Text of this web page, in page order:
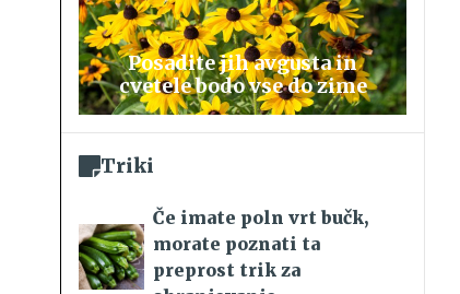
Posadite jih avgusta in
cvetele bodo vse do zime
Triki
Če imate poln vrt bučk,
morate poznati ta
preprost trik za